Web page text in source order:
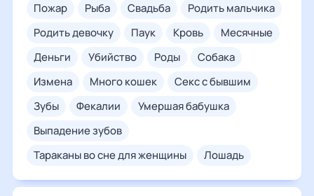
пожар
рыба свадьба
родить мальчика
родить девочку
паук кровь
месячные
деньги
убийство роды
собака
измена
много кошек
секс с бывшим
зубы
фекалии
умершая бабушка
выпадение зубов
тараканы во сне для женщины
лошадь